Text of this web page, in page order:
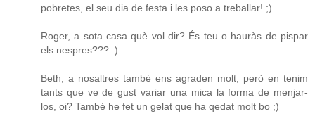
pobretes, el seu dia de festa i les poso a treballar! ;)
Roger, a sota casa què vol dir? És teu o hauràs de pispar
els nespres??? :)
Beth, a nosaltres també ens agraden molt, però en tenim
tants que ve de gust variar una mica la forma de menjar-
los, oi? També he fet un gelat que ha qedat molt bo ;)